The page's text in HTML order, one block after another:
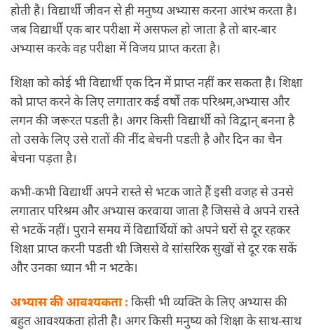
होती है। विद्यार्थी जीवन से ही मनुष्य अभ्यास करना आरंभ करता है।
जब विद्यार्थी एक बार परीक्षा में असफल हो जाता है तो बार-बार
अभ्यास करके वह परीक्षा में विजय प्राप्त करता है।
शिक्षा को कोई भी विद्यार्थी एक दिन में प्राप्त नहीं कर सकता है। शिक्षा
को प्राप्त करने के लिए लगातार कई वर्षों तक परिश्रम,अभ्यास और
लगन की जरूरत पडती है। अगर किसी विद्यार्थी को विद्वान् बनना है
तो उसके लिए उसे रातों की नींद बेचनी पडती है और दिन का चैन
बेचना पड़ता है।
कभी-कभी विद्यार्थी अपने रास्ते से भटक जाते हैं इसी वजह से उनसे
लगातार परिश्रम और अभ्यास करवाया जाता है जिससे वे अपने रास्ते
से भटकें नहीं। पुराने समय में विद्यार्थियों को अपने घरों से दूर रहकर
शिक्षा प्राप्त करनी पडती थी जिससे वे सांसरिक सुखों से दूर रक सकें
और उनका ध्यान भी न भटके।
अभ्यास की आवश्यकता : किसी भी व्यक्ति के लिए अभ्यास की
बहुत आवश्यकता होती है। अगर किसी मनुष्य को शिक्षा के साथ-साथ